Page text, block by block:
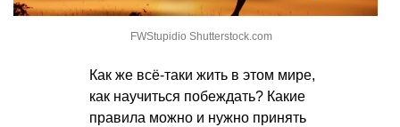
FWStupidio Shutterstock.com
Как же всё-таки жить в этом мире,
как научиться побеждать? Какие
правила можно и нужно принять